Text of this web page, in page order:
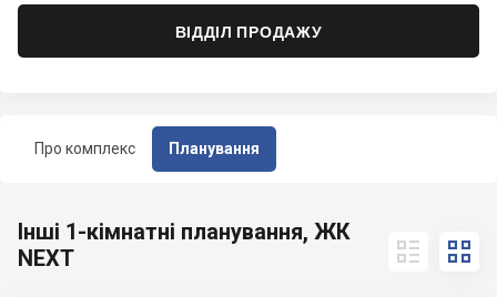
Про комплекс Планування
ВІДДІЛ ПРОДАЖУ
Інші 1-кімнатні планування, ЖК
NEXT
 